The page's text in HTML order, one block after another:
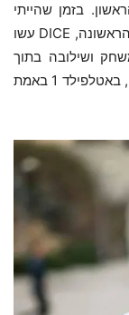
בזמן שהייתי
מעדיף שהיה נצמד קצת יותר למלחמת העולם הראשונה, DICE עשו
ושילובה בתוך
פורמולת באטלפילד. עם הצגה וגיימפלי נהדרים, באטלפילד 1 באמת